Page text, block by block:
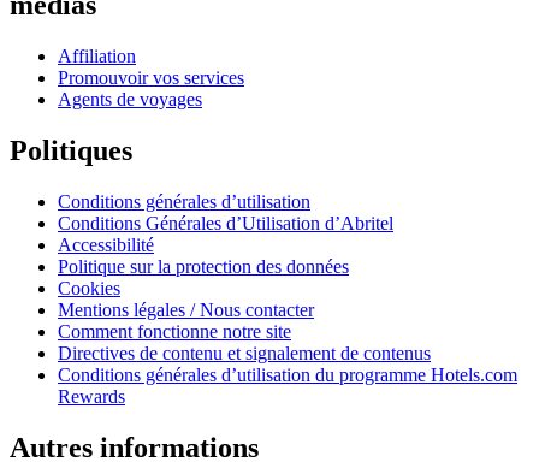
Affiliation
Promouvoir vos services
Agents de voyages
Politiques
Conditions générales d’utilisation
Conditions Générales d’Utilisation d’Abritel
Accessibilité
Politique sur la protection des données
Cookies
Mentions légales / Nous contacter
Comment fonctionne notre site
Directives de contenu et signalement de contenus
Conditions générales d’utilisation du programme Hotels.com
Rewards
Autres informations